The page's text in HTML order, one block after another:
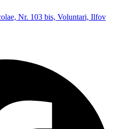
Nr. 103 bis, Voluntari, Ilfov